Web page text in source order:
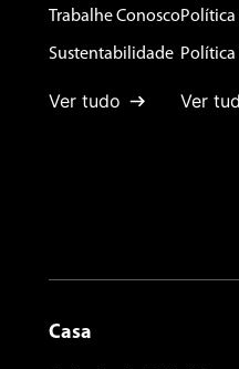
Trabalhe Conosco
Sustentabilidade
Ver tudo
Política
Ver
Casa